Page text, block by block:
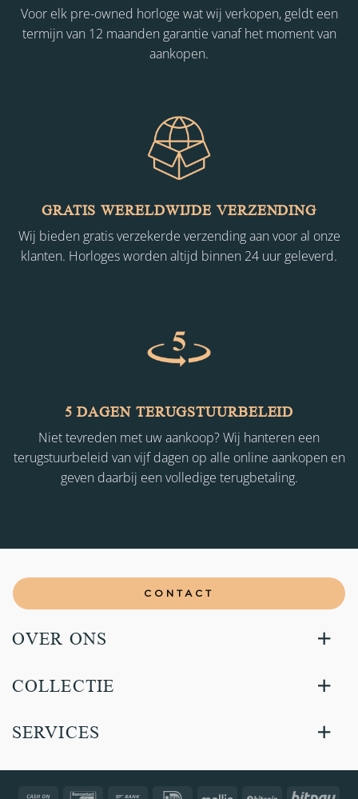
Voor elk pre-owned horloge wat wij verkopen, geldt een
termijn van 12 maanden garantie vanaf het moment van
aankopen.
GRATIS WERELDWIJDE VERZENDING
Wij bieden gratis verzekerde verzending aan voor al onze
klanten. Horloges worden altijd binnen 24 uur geleverd.
5 DAGEN TERUGSTUURBELEID
Niet tevreden met uw aankoop? Wij hanteren een
terugstuurbeleid van vijf dagen op alle online aankopen en
geven daarbij een volledige terugbetaling.
CONTACT
OVER ONS
COLLECTIE
SERVICES